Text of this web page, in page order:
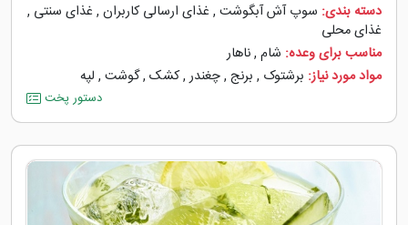
دسته بندی: سوپ آش آبگوشت , غذای ارسالی کاربران , غذای سنتی ,
غذای محلی
مناسب برای وعده: شام ,ناهار
مواد مورد نیاز: برشتوک , برنج ,چغندر,کشک ,گوشت , لپه
دستور پخت